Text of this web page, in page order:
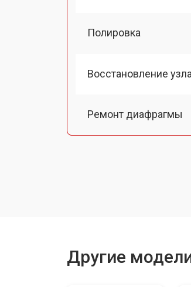
Полировка
Восстановление
Ремонт диафрагмы
Другие